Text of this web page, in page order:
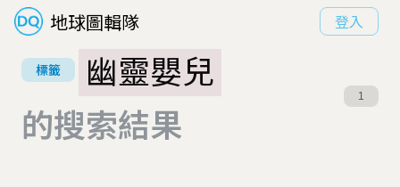
地球圖輯隊 登入
標籤
幽靈嬰兒
的搜索結果
1